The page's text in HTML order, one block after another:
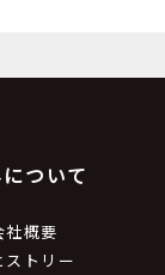
ついて
社概要
ストリー